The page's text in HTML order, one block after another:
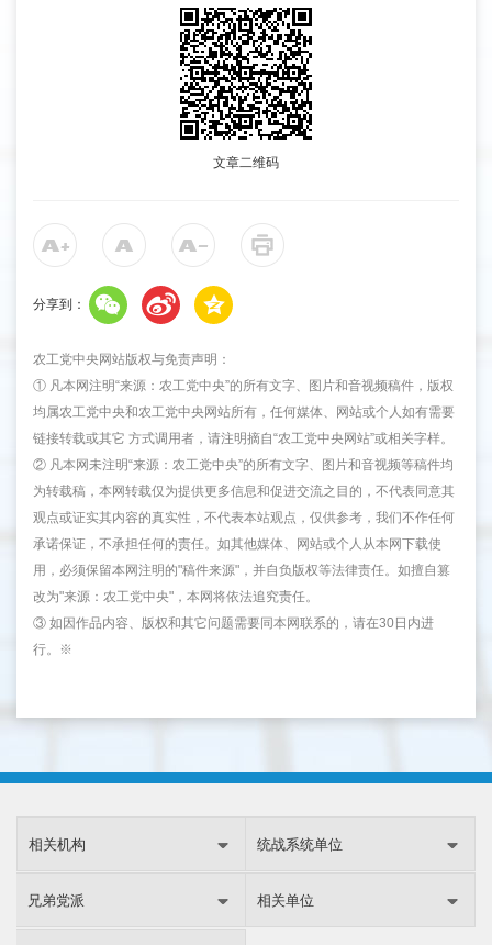
文章二维码
分享到：
农工党中央网站版权与免责声明：
① 凡本网注明“来源：农工党中央”的所有文字、图片和音视频稿件，版权
均属农工党中央和农工党中央网站所有，任何媒体、网站或个人如有需要
链接转载或其它 方式调用者，请注明摘自“农工党中央网站”或相关字样。
② 凡本网未注明“来源：农工党中央”的所有文字、图片和音视频等稿件均
为转载稿，本网转载仅为提供更多信息和促进交流之目的，不代表同意其
观点或证实其内容的真实性，不代表本站观点，仅供参考，我们不作任何
承诺保证，不承担任何的责任。如其他媒体、网站或个人从本网下载使
用，必须保留本网注明的"稿件来源"，并自负版权等法律责任。如擅自篡
改为"来源：农工党中央"，本网将依法追究责任。
③ 如因作品内容、版权和其它问题需要同本网联系的，请在30日内进
行。※
相关机构 统战系统单位
兄弟党派 相关单位